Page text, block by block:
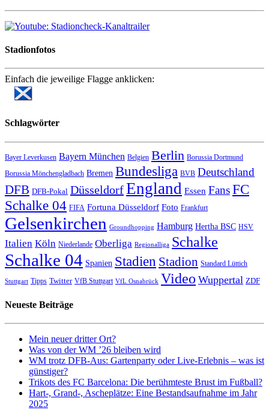
Stadionfotos
Einfach die jeweilige Flagge anklicken:
Schlagwörter
Bayer Leverkusen Bayern München Belgien Berlin Borussia Dortmund
Borussia Mönchengladbach Bremen Bundesliga BVB Deutschland
DFB DFB-Pokal DüsseldorfEngland Essen FansFC
Schalke 04 FIFA Fortuna Düsseldorf Foto Frankfurt
Gelsenkirchen Groundhopping Hamburg Hertha BSC HSV
Italien Köln Niederlande Oberliga Regionalliga Schalke
Schalke 04 Spanien Stadien Stadion Standard Lüttich
Stuttgart Tipps Twitter VfB Stuttgart VfL Osnabrück Video Wuppertal ZDF
Neueste Beiträge
Mein neuer dritter Ort?
Was von der WM ’26 bleiben wird
WM trotz DFB-Aus: Gartenparty oder Live-Erlebnis – was ist
günstiger?
Trikots des FC Barcelona: Die berühmteste Brust im Fußball?
Hart-, Grand-, Ascheplätze: Eine Bestandsaufnahme im Jahr
2025